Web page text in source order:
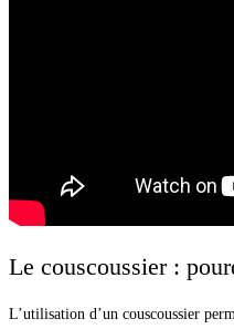
Le couscoussier :
L’utilisation d’un couscoussier